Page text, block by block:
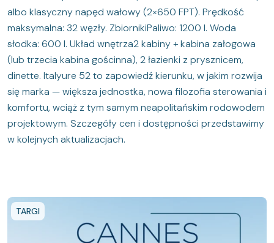
albo klasyczny napęd wałowy (2×650 FPT). Prędkość
maksymalna: 32 węzły. ZbiornikiPaliwo: 1200 l. Woda
słodka: 600 l. Układ wnętrza2 kabiny + kabina załogowa
(lub trzecia kabina gościnna), 2 łazienki z prysznicem,
dinette. Italyure 52 to zapowiedź kierunku, w jakim rozwija
się marka — większa jednostka, nowa filozofia sterowania i
komfortu, wciąż z tym samym neapolitańskim rodowodem
projektowym. Szczegóły cen i dostępności przedstawimy
w kolejnych aktualizacjach.
TARGI